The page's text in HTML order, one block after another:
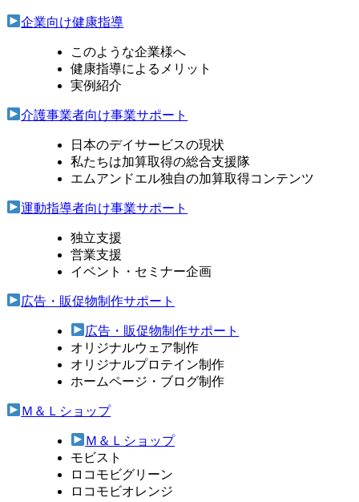
企業向け健康指導
このような企業様へ
健康指導によるメリット
実例紹介
介護事業者向け事業サポート
日本のデイサービスの現状
私たちは加算取得の総合支援隊
エムアンドエル独自の加算取得コンテンツ
運動指導者向け事業サポート
独立支援
営業支援
イベント・セミナー企画
広告・販促物制作サポート
広告・販促物制作サポート
オリジナルウェア制作
オリジナルプロテイン制作
ホームページ・ブログ制作
Ｍ＆Ｌショップ
Ｍ＆Ｌショップ
モビスト
ロコモビグリーン
ロコモビオレンジ